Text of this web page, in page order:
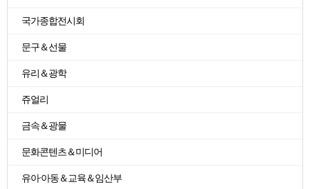
국가종합전시회
문구＆선물
유리＆광학
쥬얼리
금속＆광물
문화콘텐츠＆미디어
유아·아동＆교육＆임산부